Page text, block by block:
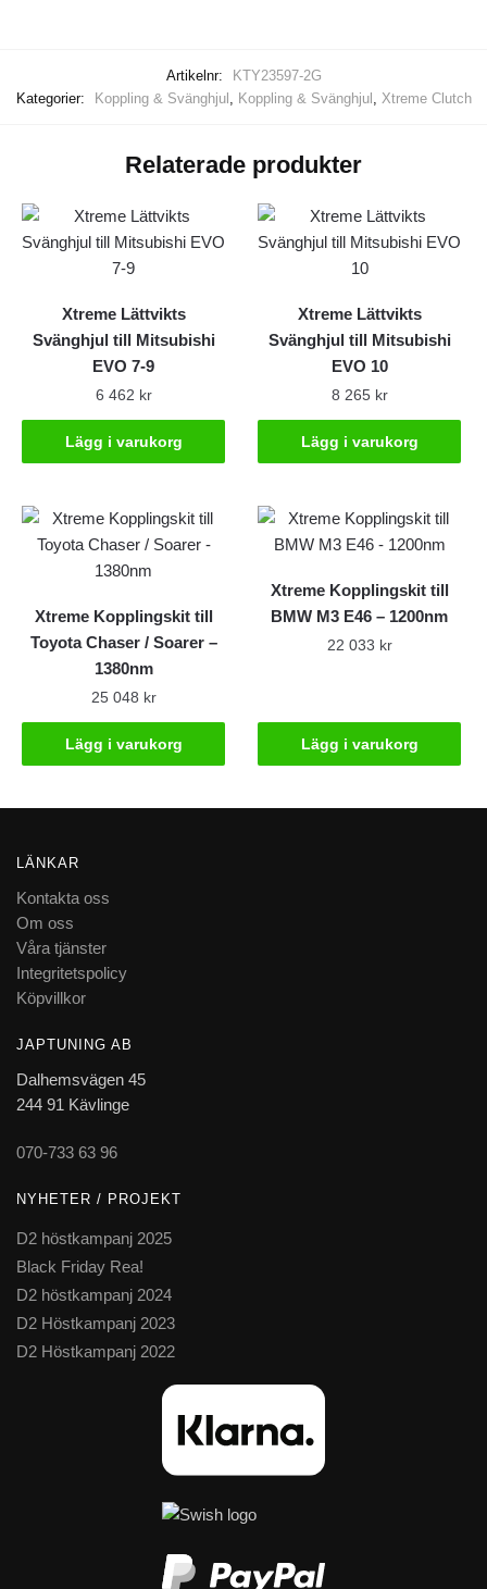
Artikelnr:
KTY23597-2G
Kategorier:
Koppling & Svänghjul Koppling & Svänghjul Xtreme Clutch
Relaterade produkter
Xtreme Lättvikts
Svänghjul till Mitsubishi
EVO 7-9
6 462 kr
Lägg i varukorg
Xtreme Lättvikts
Svänghjul till Mitsubishi
EVO 10
8 265 kr
Lägg i varukorg
Xtreme Kopplingskit till
Toyota Chaser / Soarer –
1380nm
25 048 kr
Lägg i varukorg
Xtreme Kopplingskit till
BMW M3 E46 – 1200nm
22 033 kr
Lägg i varukorg
LÄNKAR
Kontakta oss
Om oss
Våra tjänster
Integritetspolicy
Köpvillkor
JAPTUNING AB
Dalhemsvägen 45
244 91 Kävlinge
070-733 63 96
NYHETER / PROJEKT
D2 höstkampanj 2025
Black Friday Rea!
D2 höstkampanj 2024
D2 Höstkampanj 2023
D2 Höstkampanj 2022